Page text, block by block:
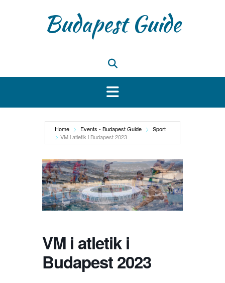
Budapest Guide
Home Events - Budapest Guide
Sport
VM i atletik i Budapest 2023
VM i atletik i
Budapest 2023